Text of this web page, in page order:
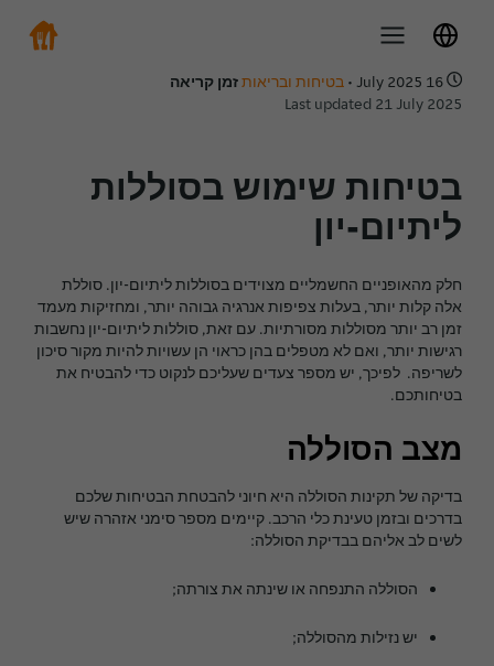
16 July 2025
• בטיחות ובריאותזמן קריאה
Last updated 21 July 2025
בטיחות שימוש בסוללות
ליתיום-יון
חלק מהאופניים החשמליים מצוידים בסוללות ליתיום-יון. סוללת
אלה קלות יותר, בעלות צפיפות אנרגיה גבוהה יותר, ומחזיקות מעמד
זמן רב יותר מסוללות מסורתיות. עם זאת, סוללות ליתיום-יון נחשבות
רגישות יותר, ואם לא מטפלים בהן כראוי הן עשויות להיות מקור סיכון
לשריפה. לפיכך, יש מספר צעדים שעליכם לנקוט כדי להבטיח את
בטיחותכם.
מצב הסוללה
בדיקה של תקינות הסוללה היא חיוני להבטחת הבטיחות שלכם
בדרכים ובזמן טעינת כלי הרכב. קיימים מספר סימני אזהרה שיש
לשים לב אליהם בבדיקת הסוללה:
הסוללה התנפחה או שינתה את צורתה;
יש נזילות מהסוללה;